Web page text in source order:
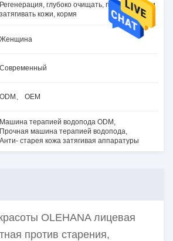
Регенерация, глубоко очищать, подниматься и
затягивать кожи, кормя
Женщина
Современный
ODM、 OEM
Машина терапией водопода ODM ,
Прочная машина терапией водопода,
Анти- старея кожа затягивая аппаратуры
OLEHANA лицевая
против старения,